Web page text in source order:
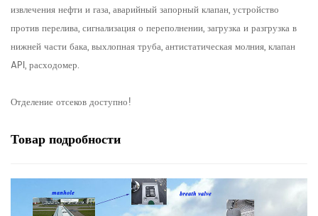
извлечения нефти и газа, аварийный запорный клапан, устройство
против перелива, сигнализация о переполнении, загрузка и разгрузка в
нижней части бака, выхлопная труба, антистатическая молния, клапан
API, расходомер.
Отделение отсеков доступно!
Товарподробности